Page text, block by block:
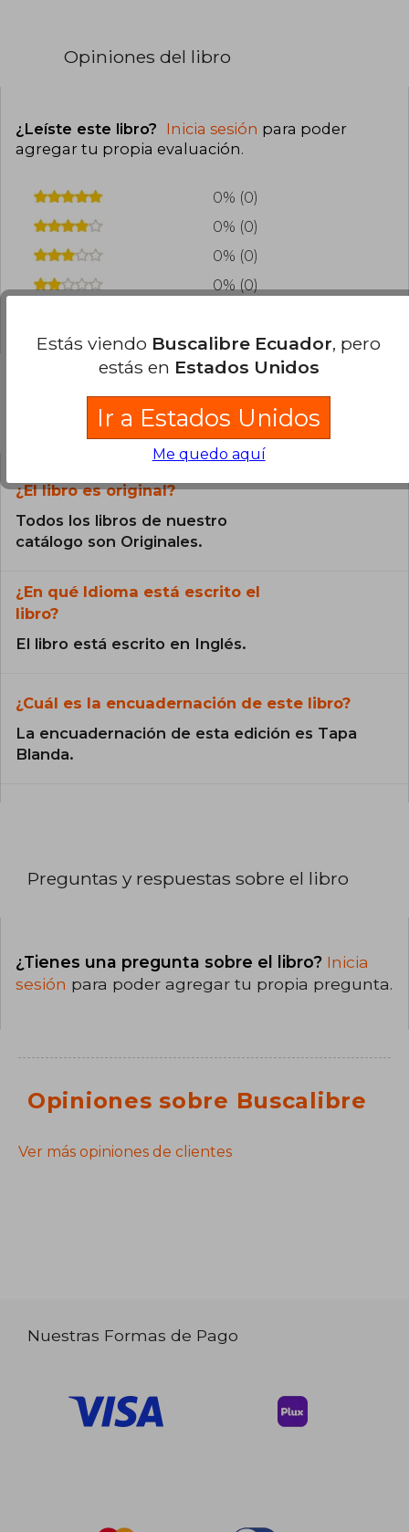
Opiniones del libro
¿Leíste este libro? Inicia sesión para poder
agregar tu propia evaluación.
0% (0)
0% (0)
0% (0)
0% (0)
Preguntas frecuentes sobre el libro
¿El libro es original?
Todos los libros de nuestro
catálogo son Originales.
¿En qué Idioma está escrito el
libro?
El libro está escrito en Inglés.
¿Cuál es la encuadernación de este libro?
La encuadernación de esta edición es Tapa
Blanda.
Preguntas y respuestas sobre el libro
¿Tienes una pregunta sobre el libro? Inicia
sesión para poder agregar tu propia pregunta.
Opiniones sobre Buscalibre
Ver más opiniones de clientes
Nuestras Formas de Pago
Estás viendo Buscalibre Ecuador, pero
estás en Estados Unidos
Ir a Estados Unidos
Me quedo aquí